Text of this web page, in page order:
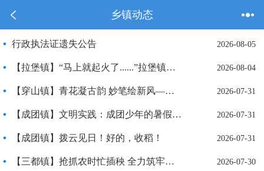
乡镇动态
2026-08-05
行政执法证遗失公告
2026-08-04
【拉堡镇】“马上就起火了......”拉堡镇这场消防安全专题培训和演练火热进行→
2026-07-31
【穿山镇】青花凝古韵 妙笔绘新风——穿山镇暑期青花瓷创意绘画公益课堂精彩上线
2026-07-31
【成团镇】文明实践：成团少年的暑假这样过！充实！
2026-07-31
【成团镇】拨云见日！好的，收稻！
2026-07-30
【三都镇】抢抓农时忙插秧 全力筑牢丰收底